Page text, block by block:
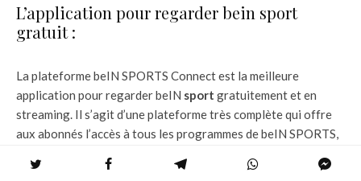
L’application pour regarder bein sport
gratuit :
La plateforme beIN SPORTS Connect est la meilleure
application pour regarder beIN sport gratuitement et en
streaming. Il s’agit d’une plateforme très complète qui offre
aux abonnés l’accès à tous les programmes de beIN SPORTS,